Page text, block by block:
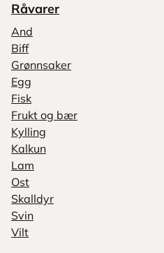
Råvarer
And
Biff
Grønnsaker
Egg
Fisk
Frukt og bær
Kylling
Kalkun
Lam
Ost
Skalldyr
Svin
Vilt